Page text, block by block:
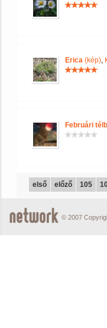
Erica (kép),
Februári
első előző 105
© 2007